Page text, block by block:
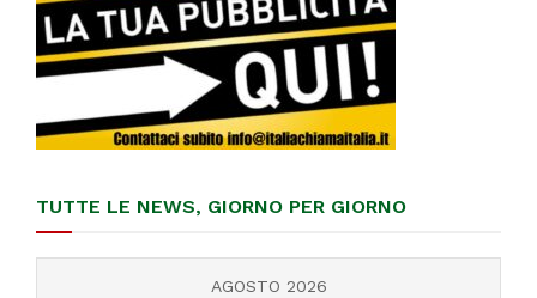
TUTTE LE NEWS, GIORNO PER GIORNO
AGOSTO 2026